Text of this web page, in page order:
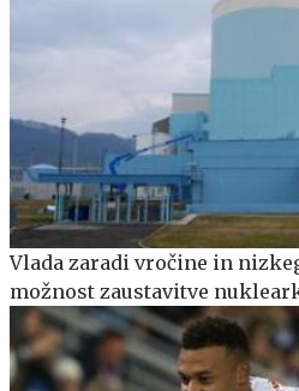
Vlada zaradi vročine in
možnost zaustavitve